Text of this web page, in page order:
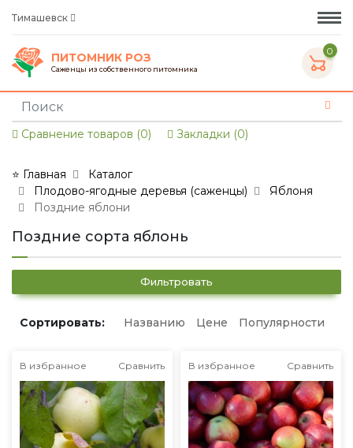
Тимашевск
ПИТОМНИК РОЗ
Саженцы из собственного питомника
0
Сравнение товаров (0) Закладки (0)
⭐ Главная
Каталог
Плодово-ягодные деревья (саженцы)
Яблоня
Поздние яблони
Поздние сорта яблонь
Фильтровать
Сортировать: Названию Цене Популярности
В избранное Сравнить В избранное Сравнить